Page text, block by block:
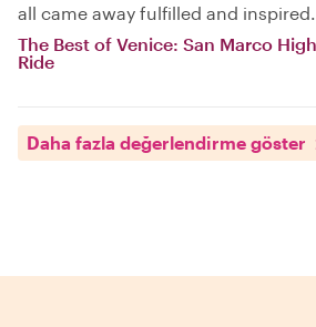
all came away fulfilled and
The Best of Venice: San Marco
Ride
Daha fazla değerlendirme göster